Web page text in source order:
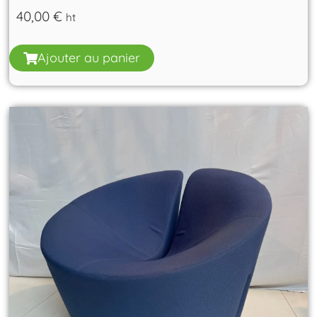
40,00€ ht
Ajouter au panier